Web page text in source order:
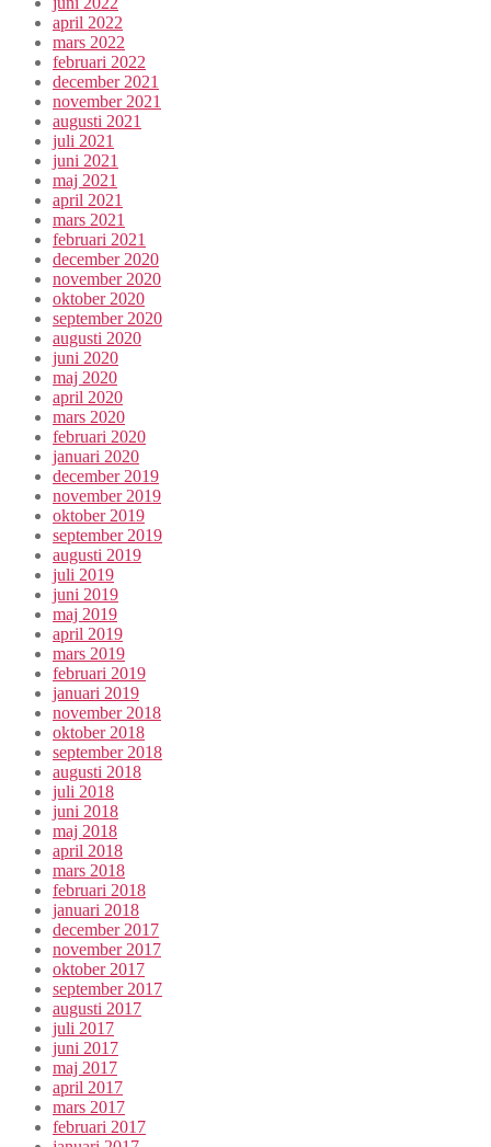
april 2022
mars 2022
februari 2022
december 2021
november 2021
augusti 2021
juli 2021
juni 2021
maj 2021
april 2021
mars 2021
februari 2021
december 2020
november 2020
oktober 2020
september 2020
augusti 2020
juni 2020
maj 2020
april 2020
mars 2020
februari 2020
januari 2020
december 2019
november 2019
oktober 2019
september 2019
augusti 2019
juli 2019
juni 2019
maj 2019
april 2019
mars 2019
februari 2019
januari 2019
november 2018
oktober 2018
september 2018
augusti 2018
juli 2018
juni 2018
maj 2018
april 2018
mars 2018
februari 2018
januari 2018
december 2017
november 2017
oktober 2017
september 2017
augusti 2017
juli 2017
juni 2017
maj 2017
april 2017
mars 2017
februari 2017